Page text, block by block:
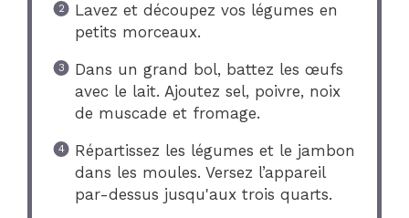
Lavez et découpez vos légumes en
petits morceaux.
Dans un grand bol, battez les œufs
avec le lait. Ajoutez sel, poivre, noix
de muscade et fromage.
Répartissez les légumes et le jambon
dans les moules. Versez l’appareil
par-dessus jusqu'aux trois quarts.